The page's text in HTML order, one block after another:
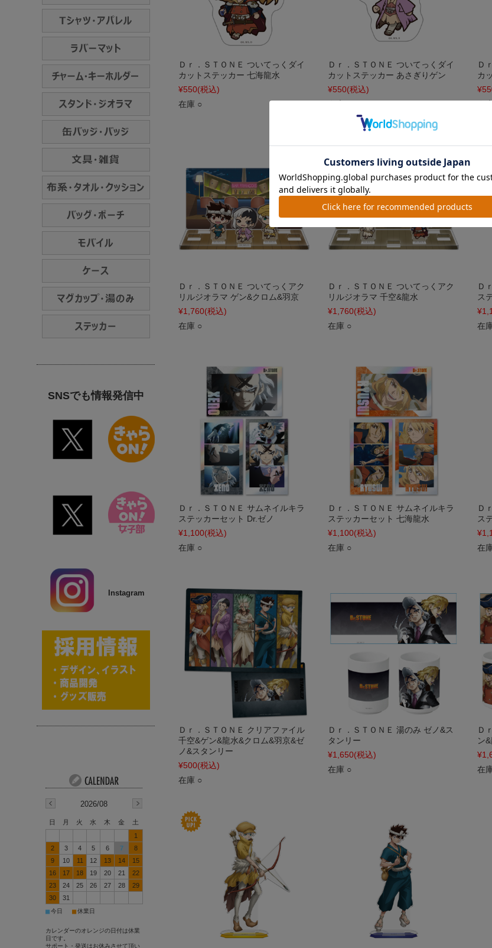
Ｄｒ．ＳＴＯＮＥ ついてっくダイ
カットステッカー 七海龍水
¥550(税込)
在庫 ○
Ｄｒ．ＳＴＯＮＥ ついてっくダイ
カットステッカー あさぎりゲン
¥550(税込)
Ｄ
カ
Ｄｒ．ＳＴＯＮＥ ついてっくアク
リルジオラマ ゲン&クロム&羽京
¥1,760(税込)
在庫 ○
Ｄｒ．ＳＴＯＮＥ ついてっくアク
リルジオラマ 千空&龍水
¥1,760(税込)
在庫 ○
Ｄ
ス
在
Ｄｒ．ＳＴＯＮＥ サムネイルキラ
ステッカーセット Dr.ゼノ
¥1,100(税込)
在庫 ○
Ｄｒ．ＳＴＯＮＥ サムネイルキラ
ステッカーセット 七海龍水
¥1,100(税込)
在庫 ○
Ｄ
ス
在
Ｄｒ．ＳＴＯＮＥ クリアファイル
千空&ゲン&龍水&クロム&羽京&ゼ
ノ&スタンリー
¥500(税込)
在庫 ○
Ｄｒ．ＳＴＯＮＥ 湯のみ ゼノ&ス
タンリー
¥1,650(税込)
在庫 ○
Ｄ
ン
在
SNSでも情報発信中
Instagram
2026/08
日 月 火 水 木 金
土
1
2
3 4 5 6 7
8
9
10 11 12 13 14
15
16
17 18 19 20 21
22
23
24 25 26 27 28
29
30
31
■今日 ■休業日
カレンダーのオレンジの日付は休業
日です。
サポート・発送はお休みさせて頂い